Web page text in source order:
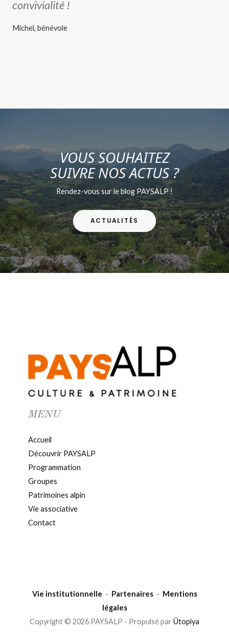
convivialité !
Michel, bénévole
VOUS SOUHAITEZ
SUIVRE NOS ACTUS ?
Rendez-vous sur le blog PAYSALP !
ACTUALITÉS
MENU
Accueil
Découvrir PAYSALP
Programmation
Groupes
Patrimoines alpin
Vie associative
Contact
Vie institutionnelle - Partenaires- Mentions
légales
Copyright © 2026 PAYSALP - Propulsé par Ütopiya